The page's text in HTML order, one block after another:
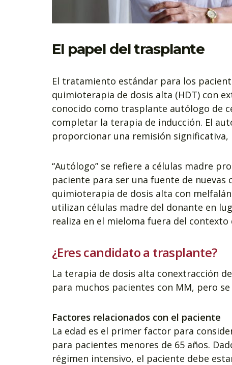
El papel del trasplante
El tratamiento estándar para los
quimioterapia de dosis alta (HDT) con
conocido como trasplante autólogo de
completar la terapia de inducción. El
proporcionar una remisión
“Autólogo” se refiere a células madre
paciente para ser una fuente de nuevas
quimioterapia de dosis alta con
utilizan células madre del donante en
realiza en el mieloma fuera del
¿Eres candidato a trasplante?
La terapia de dosis alta conextracción
para muchos pacientes con MM, pero
Factores relacionados con el paciente
La edad es el primer factor para
para pacientes menores de 65 años.
régimen intensivo, el paciente debe